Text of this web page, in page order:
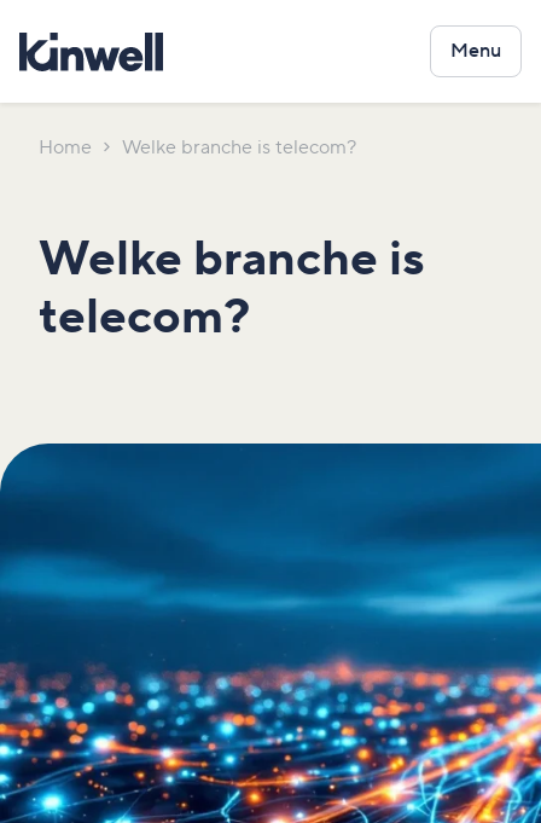
Menu
Home Welke branche is telecom?
Welke branche is
telecom?